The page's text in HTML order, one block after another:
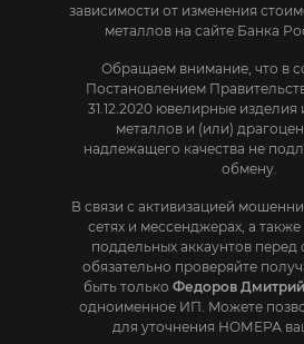
зависимости от изменения
металлов на сайте Банка
Обращаем внимание, что в
Постановлением
31.12.2020 ювелирные изделия
металлов и (или)
надлежащего качества не
обмену.
В связи с активизацией
сетях и мессенджерах, а
поддельных аккаунтов перед
обязательно проверяйте
быть только Федоров
одноименное ИП. Mожете
для уточнения НОМЕРА